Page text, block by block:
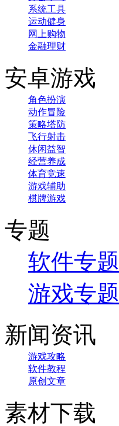
系统工具
运动健身
网上购物
金融理财
安卓游戏
角色扮演
动作冒险
策略塔防
飞行射击
休闲益智
经营养成
体育竞速
游戏辅助
棋牌游戏
专题
软件专题
游戏专题
新闻资讯
游戏攻略
软件教程
原创文章
素材下载